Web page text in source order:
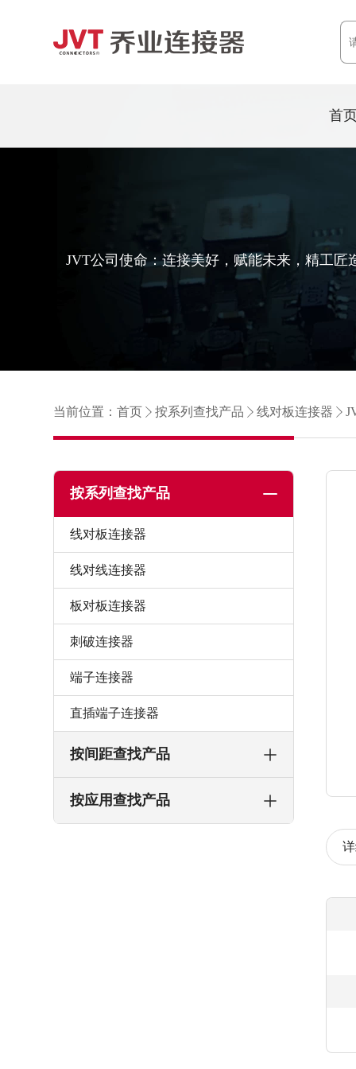
首
JVT公司使命：连接美好，赋能未来，精工匠
当前位置：首页 按系列查找产品 线对板连接器
按系列查找产品
线对板连接器
线对线连接器
板对板连接器
刺破连接器
端子连接器
直插端子连接器
按间距查找产品
按应用查找产品